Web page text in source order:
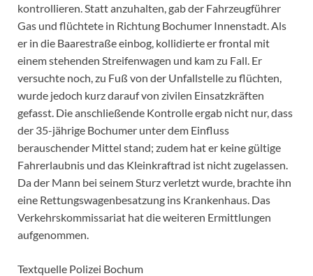
kontrollieren. Statt anzuhalten, gab der Fahrzeugführer
Gas und flüchtete in Richtung Bochumer Innenstadt. Als
er in die Baarestraße einbog, kollidierte er frontal mit
einem stehenden Streifenwagen und kam zu Fall. Er
versuchte noch, zu Fuß von der Unfallstelle zu flüchten,
wurde jedoch kurz darauf von zivilen Einsatzkräften
gefasst. Die anschließende Kontrolle ergab nicht nur, dass
der 35-jährige Bochumer unter dem Einfluss
berauschender Mittel stand; zudem hat er keine gültige
Fahrerlaubnis und das Kleinkraftrad ist nicht zugelassen.
Da der Mann bei seinem Sturz verletzt wurde, brachte ihn
eine Rettungswagenbesatzung ins Krankenhaus. Das
Verkehrskommissariat hat die weiteren Ermittlungen
aufgenommen.
Textquelle Polizei Bochum